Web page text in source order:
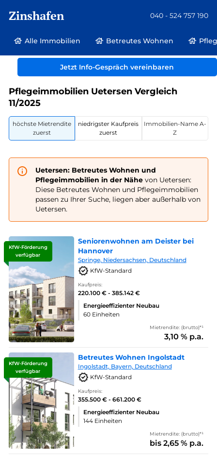
Zinshafen 040 - 524 757 190
Alle Immobilien Betreutes Wohnen
Jetzt Info-Gespräch vereinbaren
Betreutes Wohnen und Pflegeimmobilien
Deutschland
Uetersen
Pflegeimmobilien Uetersen Vergleich
11/2025
höchste Mietrendite
zuerst
niedrigster Kaufpreis
zuerst
Immobilien-Name A-
Z
Uetersen: Betreutes Wohnen und
Pflegeimmobilien in der Nähevon Uetersen:
Diese Betreutes Wohnen und Pflegeimmobilien
passen zu Ihrer Suche, liegen aber außerhalb von
Uetersen.
KfW-Förderung
verfügbar
Seniorenwohnen am Deister bei
Hannover
Springe, Niedersachsen, Deutschland
KfW-Standard
Kaufpreis:
220.100 € - 385.142 €
Energieeffizienter Neubau
60 Einheiten
Mietrendite: (brutto)*¹
3,10 % p.a.
KfW-Förderung
verfügbar
Betreutes Wohnen Ingolstadt
Ingolstadt, Bayern, Deutschland
KfW-Standard
Kaufpreis:
355.500 € - 661.200 €
Energieeffizienter Neubau
144 Einheiten
Mietrendite: (brutto)*¹
bis 2,65 % p.a.